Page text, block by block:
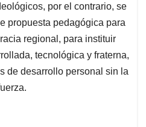
por el contrario, se
propuesta pedagógica para
regional, para instituir
tecnológica y fraterna,
de desarrollo personal sin la